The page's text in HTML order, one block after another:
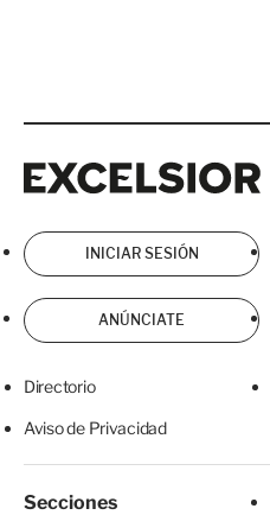
INICIAR SESIÓN
ANÚNCIATE
Directorio
Aviso de Privacidad
Secciones